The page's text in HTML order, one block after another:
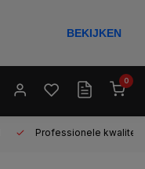
0
Professionele kwaliteit
BEKIJKEN